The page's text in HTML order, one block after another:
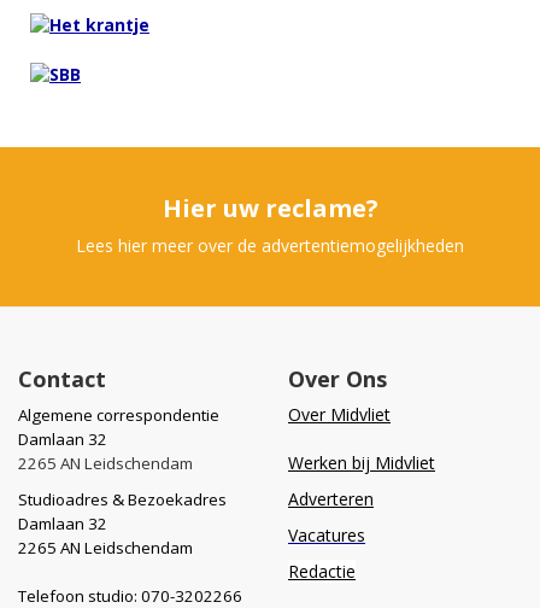
Hier uw reclame?
Lees hier meer over de advertentiemogelijkheden
Contact
Algemene correspondentie
Damlaan 32
2265 AN Leidschendam
Studioadres & Bezoekadres
Damlaan 32
2265 AN Leidschendam
Telefoon studio: 070-3202266
Over Ons
Over Midvliet
Werken bij Midvliet
Adverteren
Vacatures
Redactie